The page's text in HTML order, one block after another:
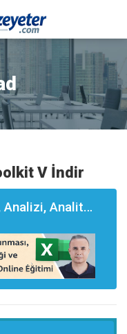
V İndir
Mali Tabloların Okunması, Analizi, Analitği ve Yorumlanması Eğitimi